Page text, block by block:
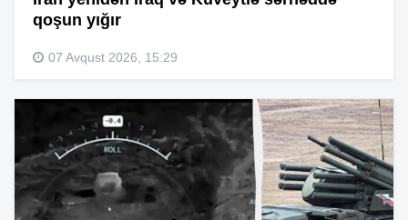
qoşun yığır
07 Avqust 2026, 15:29